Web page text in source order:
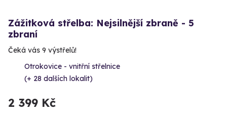
Zážitková střelba: Nejsilnější zbraně - 5
zbraní
Čeká vás 9 výstřelů!
Otrokovice - vnitřní střelnice
(+ 28 dalších lokalit)
2 399 Kč